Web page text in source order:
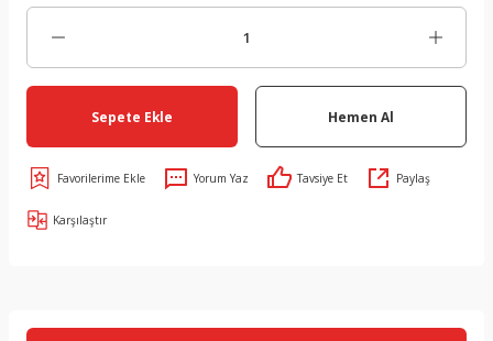
Sepete Ekle Hemen Al
Yorum Yaz Tavsiye Et Paylaş
Karşılaştır